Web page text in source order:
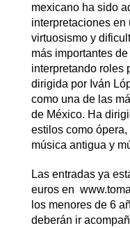
mexicano ha sido
interpretaciones en
virtuosismo y
más importantes
interpretando roles
dirigida por Iván
como una de las
de México. Ha
estilos como
música antigua y
Las entradas ya
euros en
los menores de 6
deberán ir